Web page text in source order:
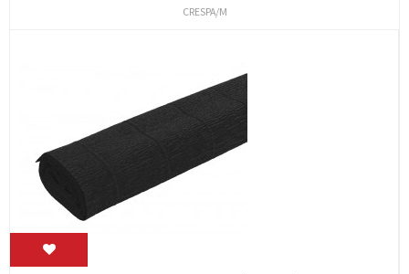
CRESPA/M